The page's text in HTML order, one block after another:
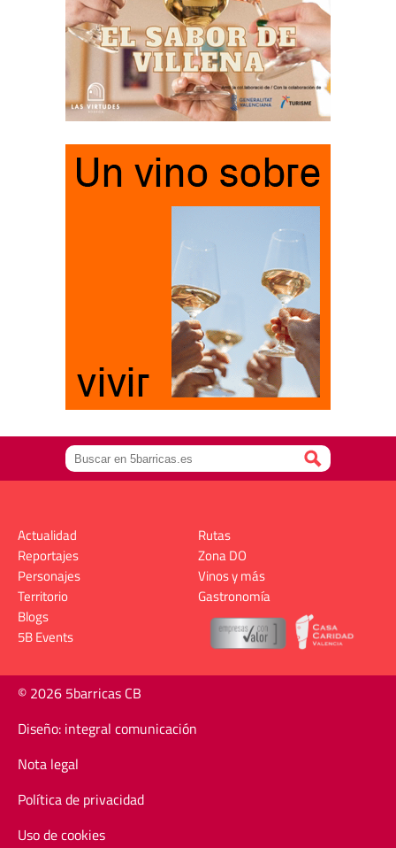
Actualidad
Reportajes
Personajes
Territorio
Rutas
Zona DO
Vinos y más
Gastronomía
Blogs
5B Events
© 2026 5barricas CB
Diseño: integral comunicación
Nota legal
Política de privacidad
Uso de cookies